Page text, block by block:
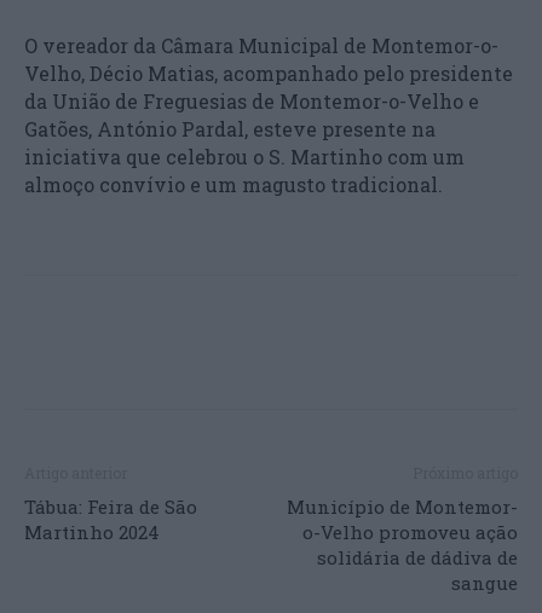
O vereador da Câmara Municipal de Montemor-o-
Velho, Décio Matias, acompanhado pelo presidente
da União de Freguesias de Montemor-o-Velho e
Gatões, António Pardal, esteve presente na
iniciativa que celebrou o S. Martinho com um
almoço convívio e um magusto tradicional.
Tábua: Feira de São
Martinho 2024
Município de Montemor-
o-Velho promoveu ação
solidária de dádiva de
sangue